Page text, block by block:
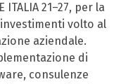
21–27, per la
volto al
aziendale.
di
consulenze